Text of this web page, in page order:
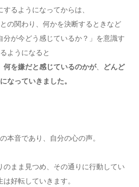
するようになってからは、
の関わり、何かを決断するときなど
分が今どう感じているか？」を意識す
るようになると
何を嫌だと感じているのかが、
どんど
なっていきました。
本音であり、自分の心の声。
のまま見つめ、その通りに行動してい
は好転していきます。